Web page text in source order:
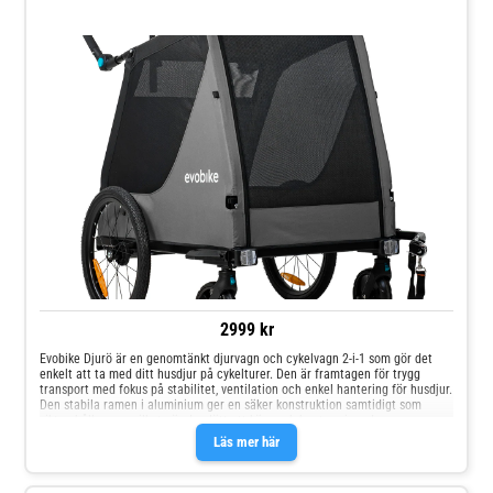
2999 kr
Läs mer här
Evobike Djurö är en genomtänkt djurvagn och cykelvagn 2-i-1 som gör det
enkelt att ta med ditt husdjur på cykelturer. Den är framtagen för trygg
transport med fokus på stabilitet, ventilation och enkel hantering för husdjur.
Den stabila ramen i aluminium ger en säker konstruktion samtidigt som
vikten hålls nere, vilket gör den lätt att köra och hantera i vardagen.
Invändigt har djurvagnen ett rymligt utrymme där husdjuret kan sitta eller
ligga bekvämt under färden. Vagnen har öppning både fram och bak, vilket
gör det smidigt för husdjuret att kliva i och ur. Det slitstarka 420D